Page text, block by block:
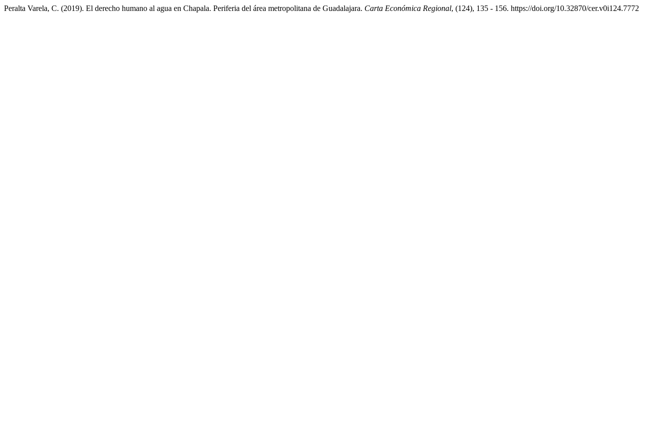
Peralta Varela, C. (2019). El derecho humano al agua en Chapala. Periferia del área metropolitana de Guadalajara. Carta Económica Regional, (124), 135 - 156. https://doi.org/10.32870/cer.v0i124.7772